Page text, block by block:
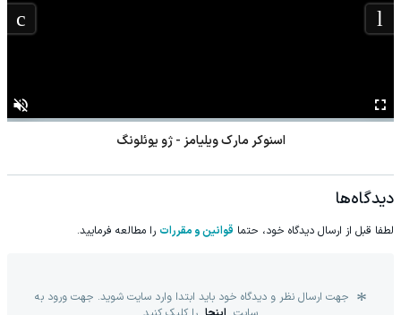
اسنوکر مارک ویلیامز - ژو یوئلونگ
دیدگاه‌ها
لطفا قبل از ارسال دیدگاه خود، حتما قوانین و مقررات را مطالعه فرمایید.
جهت ارسال نظر و دیدگاه خود باید ابتدا وارد سایت شوید. جهت ورود به